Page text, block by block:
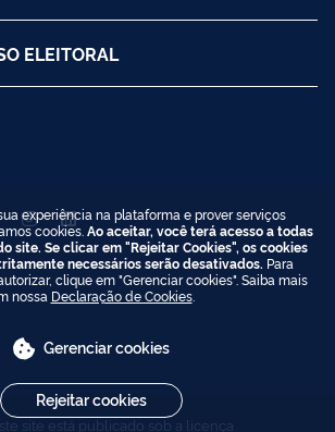
ELEITORAL
site está publicado sob a licença
experiência na plataforma e prover serviços
cookies. Ao aceitar, você terá acesso a todas
site. Se clicar em "Rejeitar Cookies", os cookies
necessários serão desativados. Para
clique em "Gerenciar cookies". Saiba mais
nossa Declaração de Cookies.
Gerenciar cookies
Rejeitar cookies